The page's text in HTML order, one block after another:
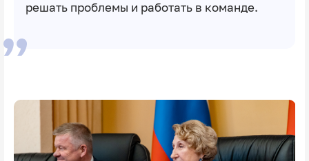
решать проблемы и работать в команде.